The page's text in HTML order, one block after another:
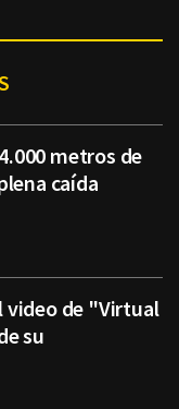
metros de
caída
video de "Virtual
su